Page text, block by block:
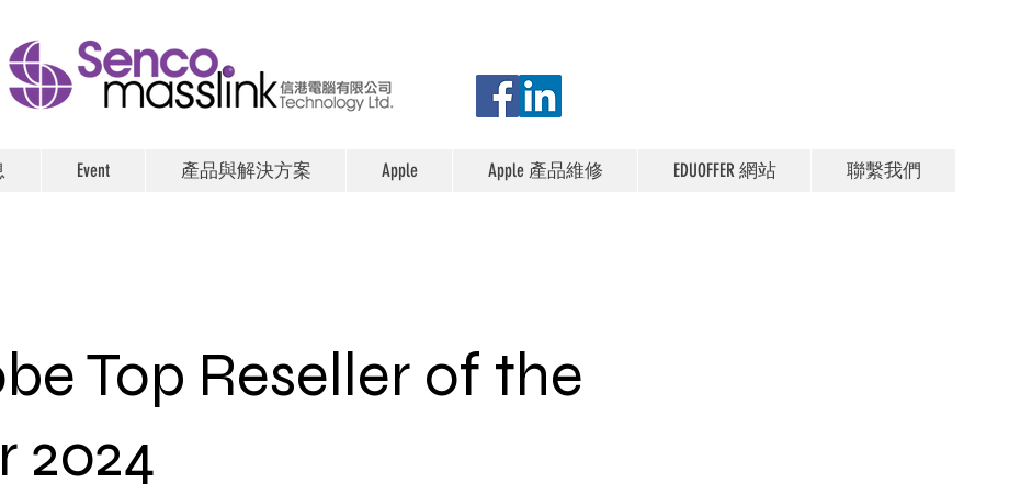
Event 產品與解決方案 Apple Apple 產品維修 EDUOFFER 網站 聯繫我們
Top Reseller of the
2024